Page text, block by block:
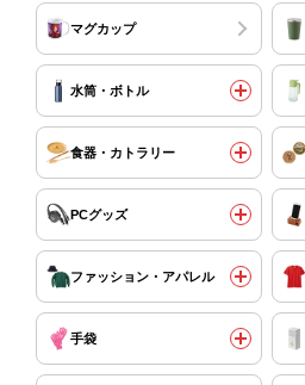
マグカップ
水筒・ボトル
食器・カトラリー
PCグッズ
ファッション・アパレル
手袋